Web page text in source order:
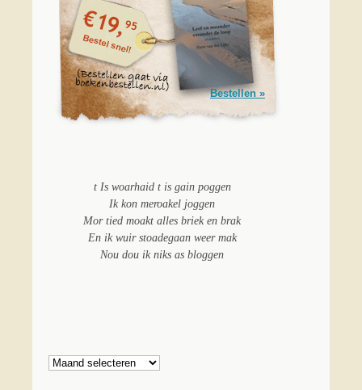
Bestellen »
t Is woarhaid t is gain poggen
Ik kon meroakel joggen
Mor tied moakt alles briek en brak
En ik wuir stoadegaan weer mak
Nou dou ik niks as bloggen
Archief